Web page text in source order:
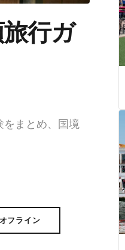
行ガ
まとめ、国境
フライン